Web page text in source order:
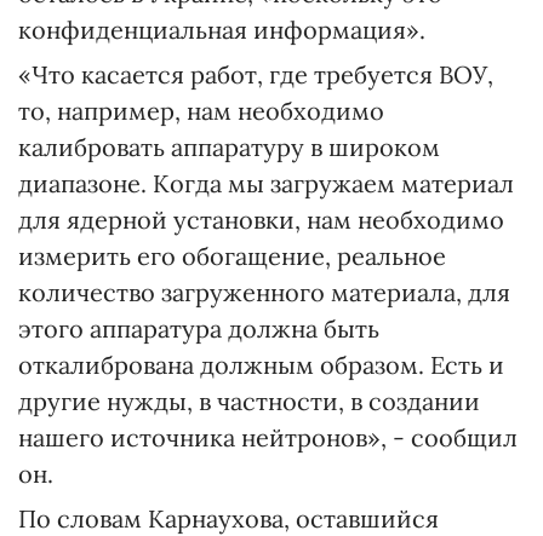
конфиденциальная информация».
«Что касается работ, где требуется ВОУ,
то, например, нам необходимо
калибровать аппаратуру в широком
диапазоне. Когда мы загружаем материал
для ядерной установки, нам необходимо
измерить его обогащение, реальное
количество загруженного материала, для
этого аппаратура должна быть
откалибрована должным образом. Есть и
другие нужды, в частности, в создании
нашего источника нейтронов», - сообщил
он.
По словам Карнаухова, оставшийся